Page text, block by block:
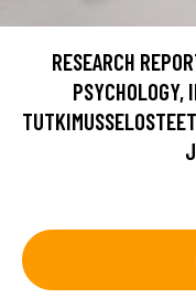
RESEARCH
PSYCHOLOGY,